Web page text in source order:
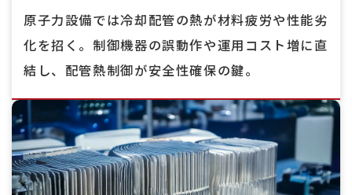
原子力設備では冷却配管の熱が材料疲労や性能劣
化を招く。制御機器の誤動作や運用コスト増に直
結し、配管熱制御が安全性確保の鍵。